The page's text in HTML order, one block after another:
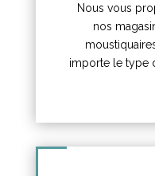
Nous vous
nos
importe le type